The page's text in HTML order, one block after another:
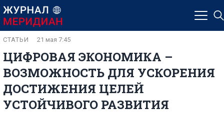
ЦИФРОВАЯ ЭКОНОМИКА –
ВОЗМОЖНОСТЬ ДЛЯ УСКОРЕНИЯ
ДОСТИЖЕНИЯ ЦЕЛЕЙ
УСТОЙЧИВОГО РАЗВИТИЯ
СТАТЬИ 21 мая 7:45